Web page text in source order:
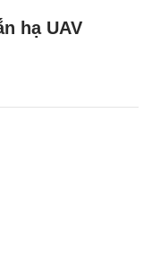
hạ UAV